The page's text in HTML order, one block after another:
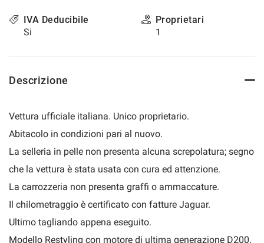
IVA Deducibile
Si
Proprietari
1
Descrizione
Vettura ufficiale italiana. Unico proprietario.
Abitacolo in condizioni pari al nuovo.
La selleria in pelle non presenta alcuna screpolatura; segno
che la vettura è stata usata con cura ed attenzione.
La carrozzeria non presenta graffi o ammaccature.
Il chilometraggio è certificato con fatture Jaguar.
Ultimo tagliando appena eseguito.
Modello Restyling con motore di ultima generazione D200.
di
tracciamento
policy.
e
modificare
tue
scelte
qualsiasi
momento.